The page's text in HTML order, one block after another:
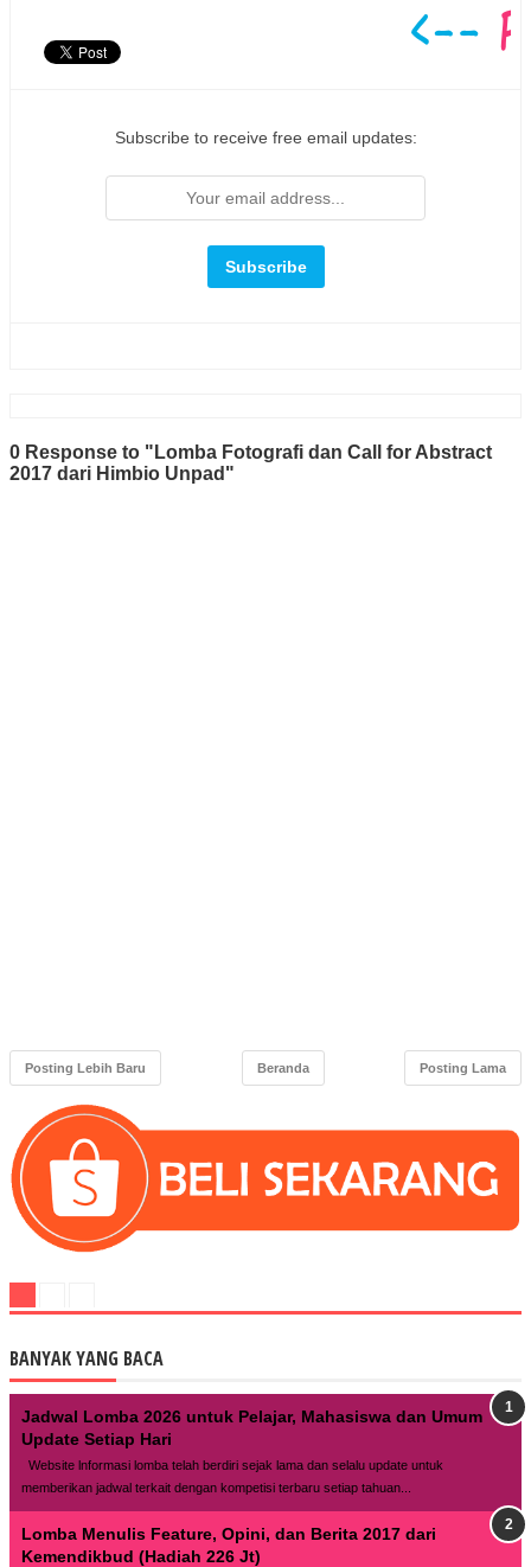
Subscribe to receive free email updates:
0 Response to "Lomba Fotografi dan Call for Abstract
2017 dari Himbio Unpad"
Posting Lebih Baru Posting Lama
Beranda
BANYAK YANG BACA
Jadwal Lomba 2026 untuk Pelajar, Mahasiswa dan Umum
Update Setiap Hari
Website lnformasi lomba telah berdiri sejak lama dan selalu update untuk
memberikan jadwal terkait dengan kompetisi terbaru setiap tahuan...
Lomba Menulis Feature, Opini, dan Berita 2017 dari
Kemendikbud (Hadiah 226 Jt)